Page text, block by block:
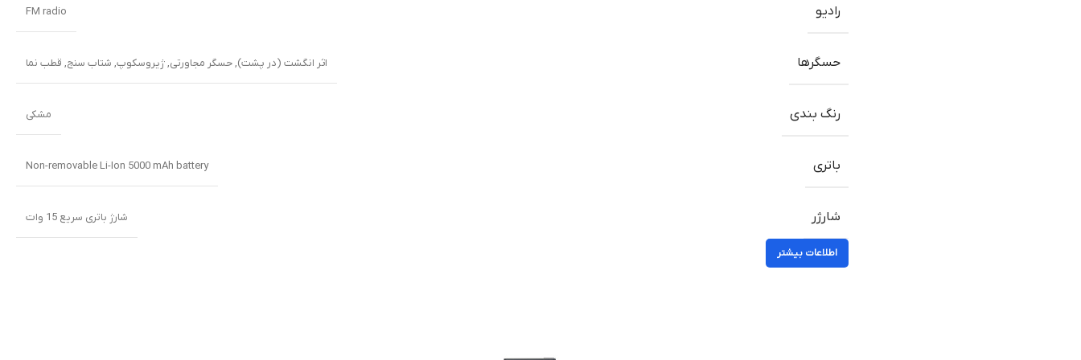
رادیو FM radio
حسگرها اثر انگشت (در پشت),حسگر مجاورتی,ژیروسکوپ, شتاب سنج, قطب نما
رنگ بندی مشکی
باتری Non-removable Li-Ion 5000 mAh battery
شارژر شارژ باتری سریع 15 وات
اطلاعات بیشتر